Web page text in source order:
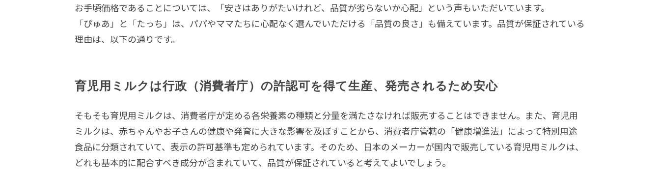
お手頃価格であることについては、「安さはありがたいけれど、品質が劣らないか心配」という声もいただいています。
「ぴゅあ」と「たっち」は、パパやママたちに心配なく選んでいただける「品質の良さ」も備えています。品質が保証されている
理由は、以下の通りです。
育児用ミルクは行政（消費者庁）の許認可を得て生産、発売されるため安心
そもそも育児用ミルクは、消費者庁が定める各栄養素の種類と分量を満たさなければ販売することはできません。また、育児用
ミルクは、赤ちゃんやお子さんの健康や発育に大きな影響を及ぼすことから、消費者庁管轄の「健康増進法」によって特別用途
食品に分類されていて、表示の許可基準も定められています。そのため、日本のメーカーが国内で販売している育児用ミルクは、
どれも基本的に配合すべき成分が含まれていて、品質が保証されていると考えてよいでしょう。